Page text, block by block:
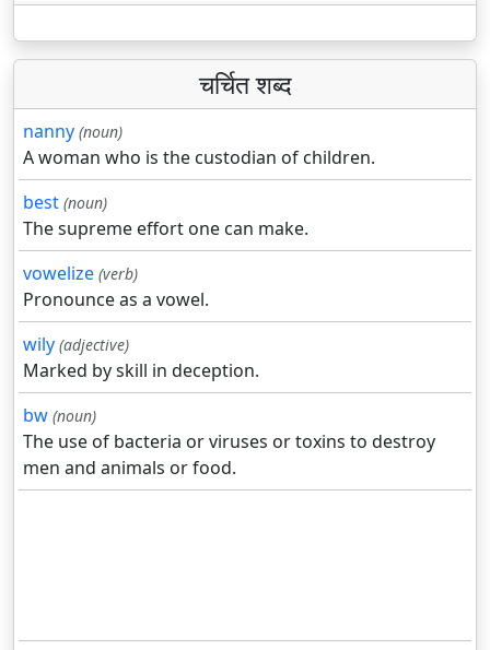
चर्चित शब्द
nanny (noun)
A woman who is the custodian of children.
best (noun)
The supreme effort one can make.
vowelize (verb)
Pronounce as a vowel.
wily (adjective)
Marked by skill in deception.
bw (noun)
The use of bacteria or viruses or toxins to destroy
men and animals or food.